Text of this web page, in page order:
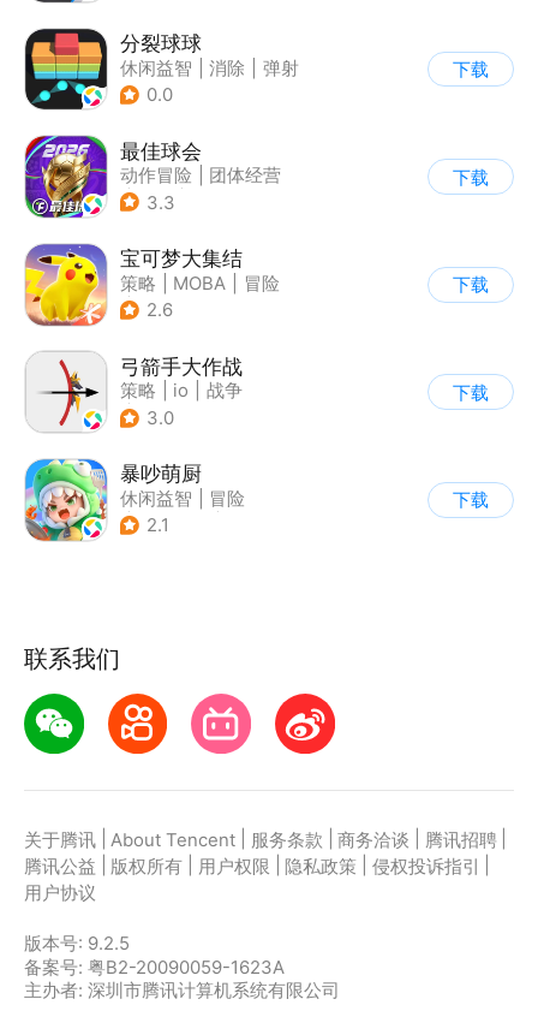
分裂球球
休闲益智 消除
弹射
0.0
下载
最佳球会
动作冒险
团体经营
| 足球
3.3
下载
宝可梦大集结
策略 MOBA
冒险
| 精灵宝可梦
2.6
下载
弓箭手大作战
策略 io
战争
| 非对称竞技
3.0
下载
暴吵萌厨
休闲益智
冒险
| 派对游戏
2.1
下载
联系我们
关于腾讯 About Tencent 服务条款 商务洽谈 腾讯招聘
腾讯公益
版权所有 用户权限 隐私政策 侵权投诉指引
用户协议
版本号: 9.2.5
备案号: 粤B2-20090059-1623A
主办者: 深圳市腾讯计算机系统有限公司